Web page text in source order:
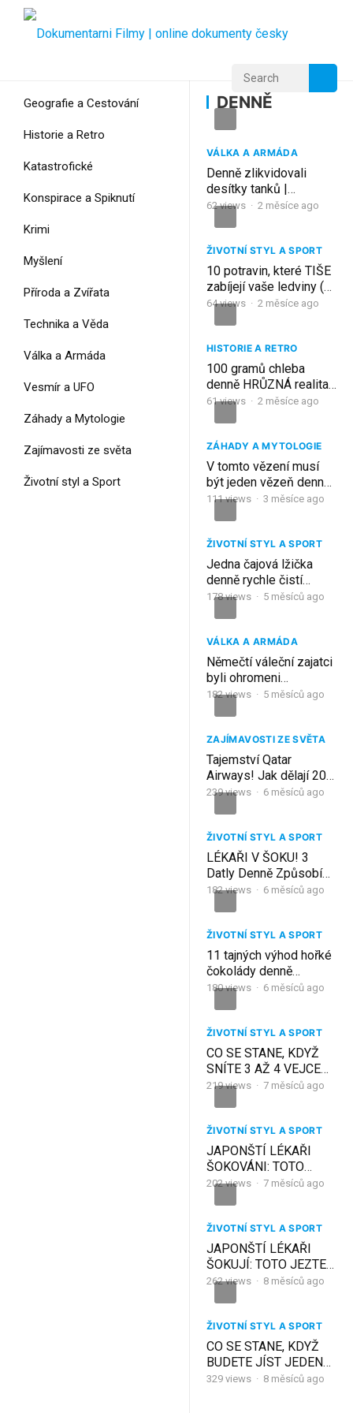
Geografie a Cestování
Historie a Retro
Katastrofické
Konspirace a Spiknutí
Krimi
Myšlení
Příroda a Zvířata
Technika a Věda
Válka a Armáda
Vesmír a UFO
Záhady a Mytologie
Zajímavosti ze světa
Životní styl a Sport
DENNĚ
DENNĚ
VÁLKA A ARMÁDA
Denně zlikvidovali
desítky tanků |
NEJLEPŠÍ TANKISTÉ
62views · 2 měsíce ago
ŽIVOTNÍ STYL A SPORT
10 potravin, které TIŠE
zabíjejí vaše ledviny (č.
1 jíte denně)
64views · 2 měsíce ago
HISTORIE A RETRO
100 gramů chleba
denně HRŮZNÁ realita
vojáků druhé světové
61views · 2 měsíce ago
ZÁHADY A MYTOLOGIE
V tomto vězení musí
být jeden vězeň denně
obětován do studny!
111views · 3 měsíce ago
ŽIVOTNÍ STYL A SPORT
Jedna čajová lžička
denně rychle čistí
krevní cévy!
178views · 5 měsíců ago
VÁLKA A ARMÁDA
Němečtí váleční zajatci
byli ohromeni
sovětskými tábory, kde
182views · 5 měsíců ago
ZAJÍMAVOSTI ZE SVĚTA
Tajemství Qatar
Airways! Jak dělají 200
000 jídel denně pro celý
239views · 6 měsíců ago
ŽIVOTNÍ STYL A SPORT
LÉKAŘI V ŠOKU! 3
Datly Denně Způsobí
NEVRATNOU Reakci –
182views · 6 měsíců ago
ŽIVOTNÍ STYL A SPORT
11 tajných výhod hořké
čokolády denně
(farmaceutické firmy to
180views · 6 měsíců ago
ŽIVOTNÍ STYL A SPORT
CO SE STANE, KDYŽ
SNÍTE 3 AŽ 4 VEJCE
DENNĚ (TO BYSTE
219views · 7 měsíců ago
ŽIVOTNÍ STYL A SPORT
JAPONŠTÍ LÉKAŘI
ŠOKOVÁNI: TOTO
DĚLEJTE 5 SEKUND
JE!)
202views · 7 měsíců ago
ŽIVOTNÍ STYL A SPORT
JAPONŠTÍ LÉKAŘI
ŠOKUJÍ: TOTO JEZTE
DENNĚ A DOŽIJETE SE
262views · 8 měsíců ago
ŽIVOTNÍ STYL A SPORT
CO SE STANE, KDYŽ
BUDETE JÍST JEDEN
STROUŽEK ČESNEKU
329 views · 8 měsíců ago